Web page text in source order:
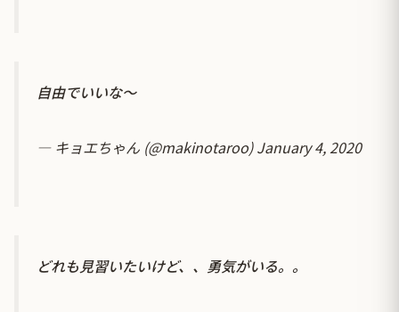
自由でいいな～
— キョエちゃん (@makinotaroo)January 4, 2020
どれも見習いたいけど、、勇気がいる。。